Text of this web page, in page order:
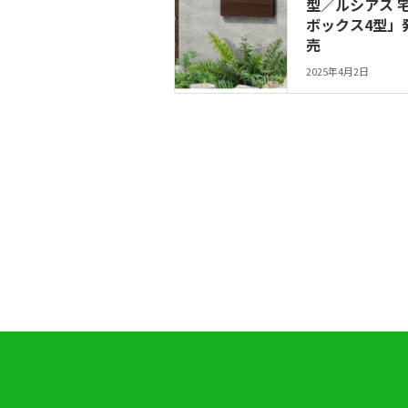
型／ルシアス
ボックス4型」
売
2025年4月2日